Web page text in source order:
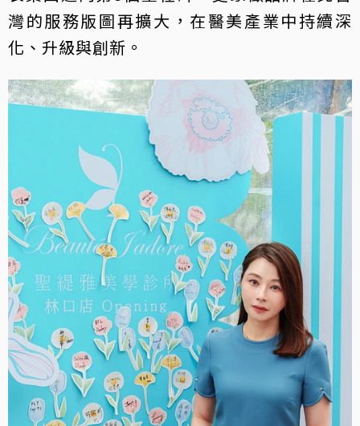
灣的服務版圖再擴大，在醫美產業中持續深
化、升級與創新。